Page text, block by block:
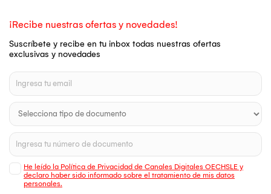
¡Recibe nuestras ofertas y novedades!
Suscríbete y recibe en tu inbox todas nuestras ofertas
exclusivas y novedades
He leído la Política de Privacidad de Canales Digitales OECHSLE y
declaro haber sido informado sobre el tratamiento de mis datos
personales.